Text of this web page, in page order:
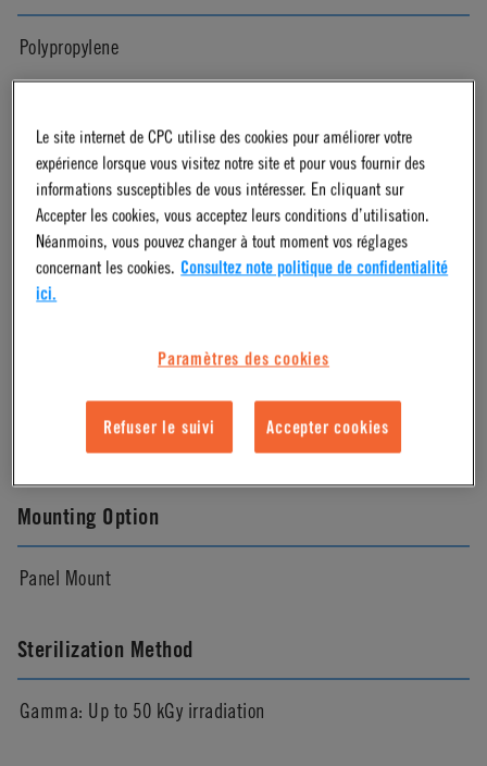
Polypropylene
Almond
Pressure Range
Mounting Option
Panel Mount
Sterilization Method
Gamma: Up to 50 kGy irradiation
Le site internet de CPC utilise des cookies pour améliorer votre
expérience lorsque vous visitez notre site et pour vous fournir des
informations susceptibles de vous intéresser. En cliquant sur
Accepter les cookies, vous acceptez leurs conditions d’utilisation.
Néanmoins, vous pouvez changer à tout moment vos réglages
concernant les cookies. Consultez note politique de confidentialité
ici.
Paramètres des cookies
Refuser le suivi Accepter cookies